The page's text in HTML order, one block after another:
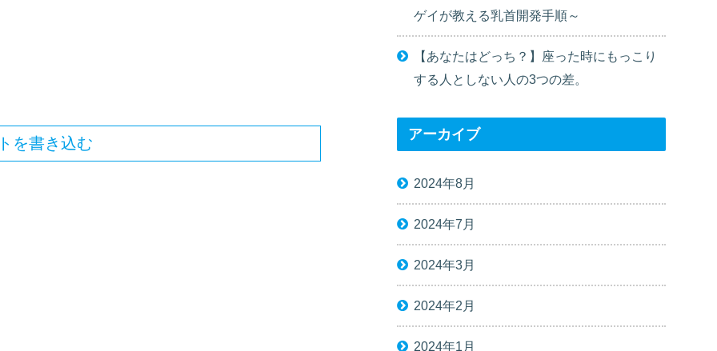
を書き込む
ゲイが教える乳首開発手順～
【あなたはどっち？】座った時にもっこり
する人としない人の3つの差。
アーカイブ
2024年8月
2024年7月
2024年3月
2024年2月
2024年1月